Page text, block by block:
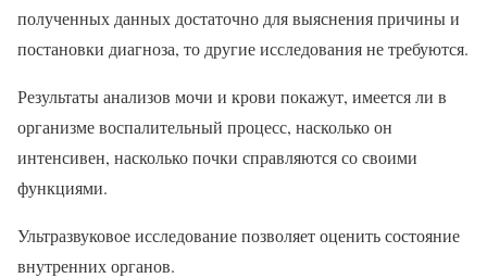
полученных данных достаточно для выяснения причины и
постановки диагноза, то другие исследования не требуются.
Результаты анализов мочи и крови покажут, имеется ли в
организме воспалительный процесс, насколько он
интенсивен, насколько почки справляются со своими
функциями.
Ультразвуковое исследование позволяет оценить состояние
внутренних органов.